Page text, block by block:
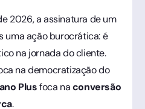
2026, a assinatura de um
uma ação burocrática: é
na jornada do cliente.
na democratização do
Plusfoca naconversão
.